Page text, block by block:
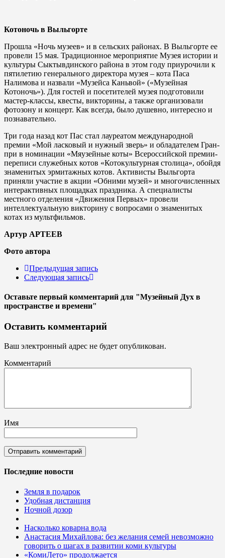
Котоночь в Выльгорте
Прошла «Ночь музеев» и в сельских районах. В Выльгорте ее
провели 15 мая. Традиционное мероприятие Музея истории и
культуры Сыктывдинского района в этом году приурочили к
пятилетию генерального директора музея – кота Паса
Налимова и назвали «Музейса Каньвой» («Музейная
Котоночь»). Для гостей и посетителей музея подготовили
мастер-классы, квесты, викторины, а также организовали
фотозону и концерт. Как всегда, было душевно, интересно и
познавательно.
Три года назад кот Пас стал лауреатом международной
премии «Мой ласковый и нужный зверь» и обладателем Гран-
при в номинации «Мяузейные коты» Всероссийской премии-
переписи служебных котов «Котокультурная столица», обойдя
знаменитых эрмитажных котов. Активисты Выльгорта
приняли участие в акции «Обними музей» и многочисленных
интерактивных площадках праздника. А специалисты
местного отделения «Движения Первых» провели
интеллектуальную викторину с вопросами о знаменитых
котах из мультфильмов.
Артур АРТЕЕВ
Фото автора
Предыдущая запись
Следующая запись
Оставьте первый комментарий для "Музейный Дух в
пространстве и времени"
Оставить комментарий
Ваш электронный адрес не будет опубликован.
Комментарий
Имя
Последние новости
Земля в подарок
Удобная дистанция
Ночной дозор
Насколько коварна вода
Анастасия Михайлова: без желания семей невозможно
говорить о шагах в развитии коми культуры
«КомиЛето» продолжается